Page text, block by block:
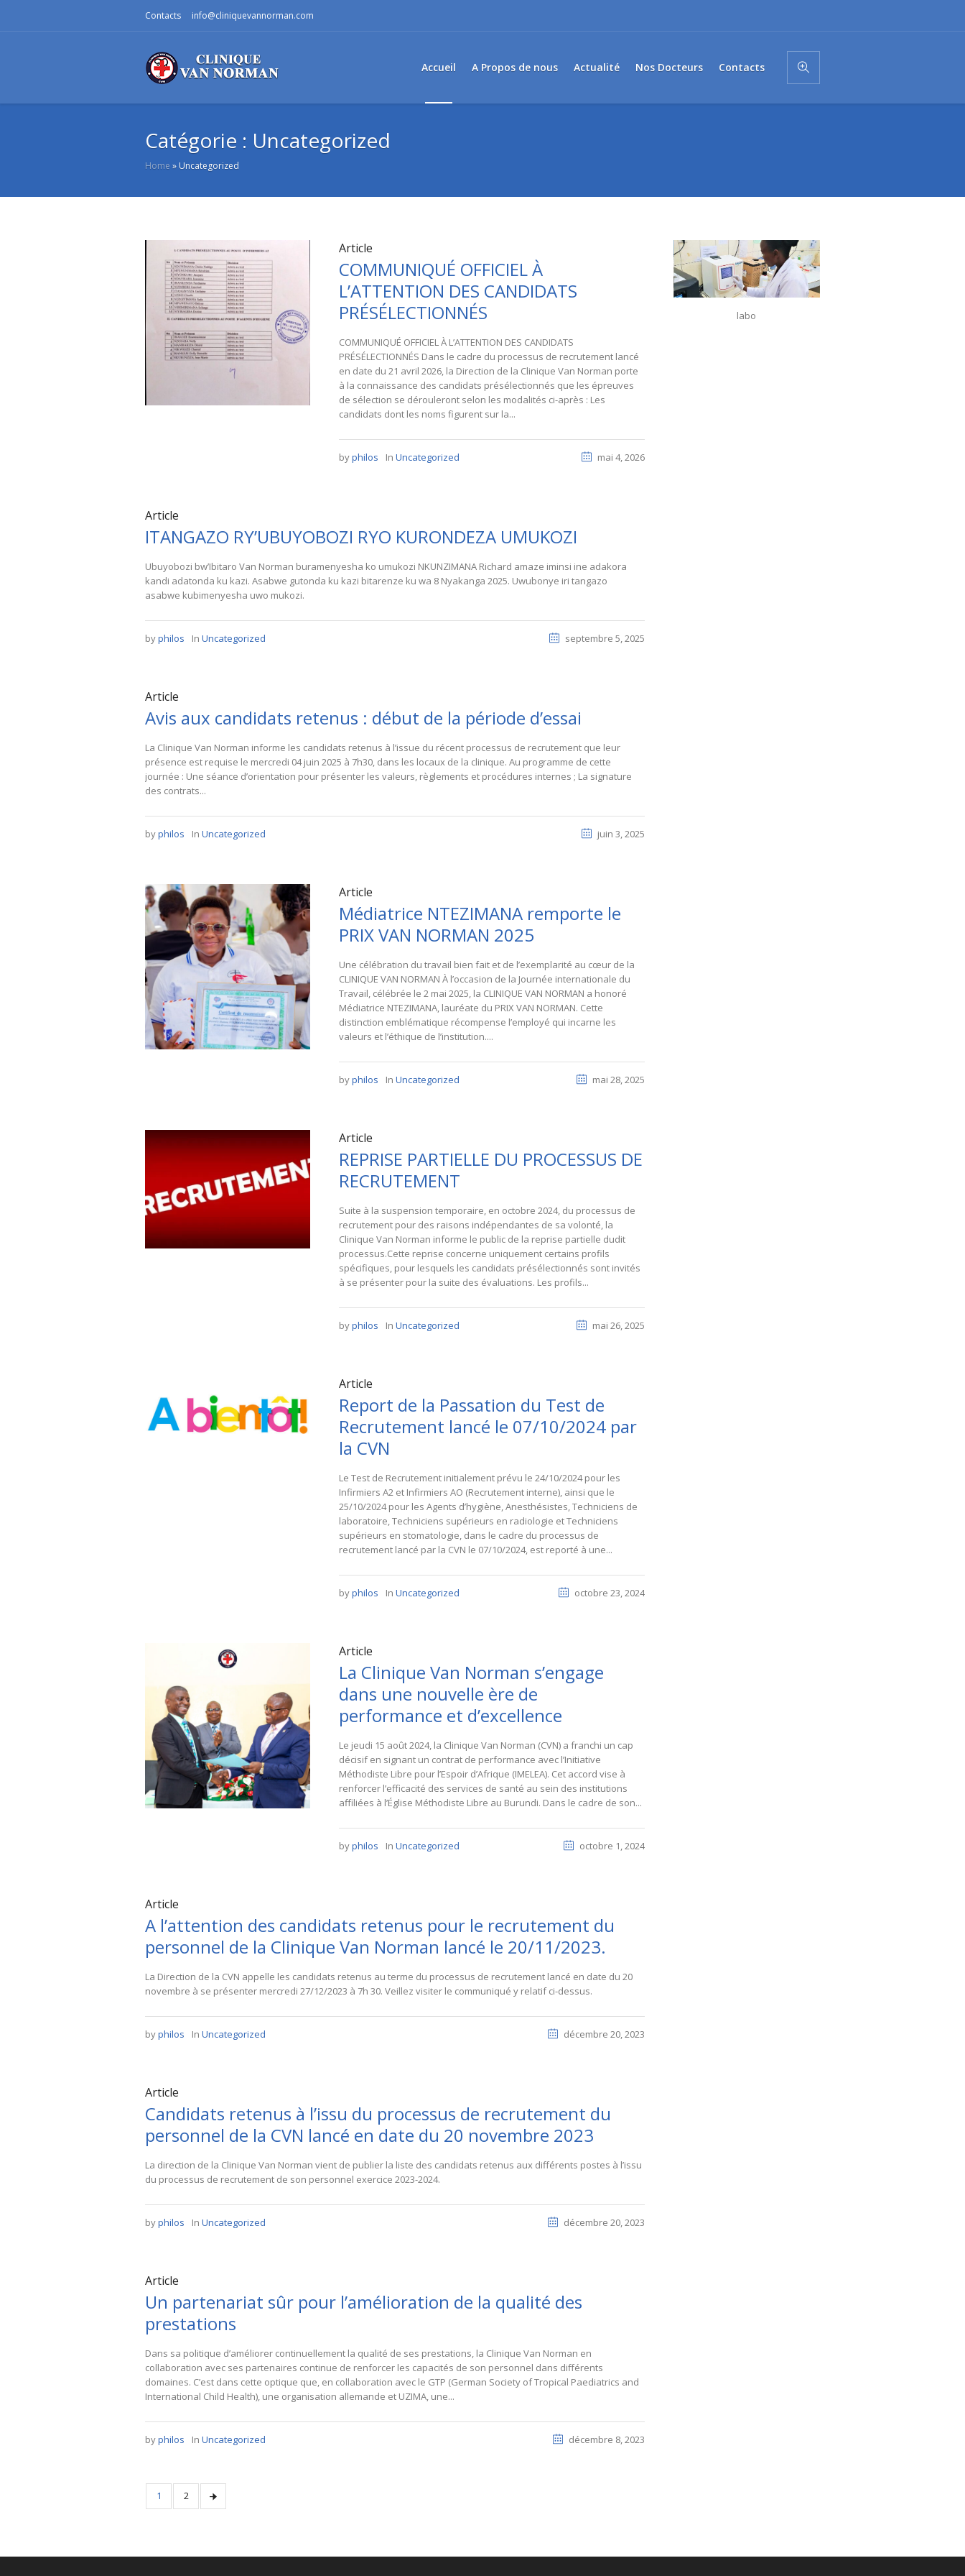
Contacts info@cliniquevannorman.com
Accueil A Propos de nous Actualité Nos Docteurs Contacts
Catégorie : Uncategorized
Home » Uncategorized
Article
COMMUNIQUÉ OFFICIEL À
L’ATTENTION DES CANDIDATS
PRÉSÉLECTIONNÉS
COMMUNIQUÉ OFFICIEL À L’ATTENTION DES CANDIDATS
PRÉSÉLECTIONNÉS Dans le cadre du processus de recrutement lancé
en date du 21 avril 2026, la Direction de la Clinique Van Norman porte
à la connaissance des candidats présélectionnés que les épreuves
de sélection se dérouleront selon les modalités ci-après : Les
candidats dont les noms figurent sur la...
mai 4, 2026
byphilos In Uncategorized
Article
ITANGAZO RY’UBUYOBOZI RYO KURONDEZA UMUKOZI
Ubuyobozi bw’Ibitaro Van Norman buramenyesha ko umukozi NKUNZIMANA Richard amaze iminsi ine adakora
kandi adatonda ku kazi. Asabwe gutonda ku kazi bitarenze ku wa 8 Nyakanga 2025. Uwubonye iri tangazo
asabwe kubimenyesha uwo mukozi.
septembre 5, 2025
byphilos In Uncategorized
Article
Avis aux candidats retenus : début de la période d’essai
La Clinique Van Norman informe les candidats retenus à l’issue du récent processus de recrutement que leur
présence est requise le mercredi 04 juin 2025 à 7h30, dans les locaux de la clinique. Au programme de cette
journée : Une séance d’orientation pour présenter les valeurs, règlements et procédures internes ; La signature
des contrats...
juin 3, 2025
byphilos In Uncategorized
Article
Médiatrice NTEZIMANA remporte le
PRIX VAN NORMAN 2025
Une célébration du travail bien fait et de l’exemplarité au cœur de la
CLINIQUE VAN NORMAN À l’occasion de la Journée internationale du
Travail, célébrée le 2 mai 2025, la CLINIQUE VAN NORMAN a honoré
Médiatrice NTEZIMANA, lauréate du PRIX VAN NORMAN. Cette
distinction emblématique récompense l’employé qui incarne les
valeurs et l’éthique de l’institution....
mai 28, 2025
byphilos In Uncategorized
Article
REPRISE PARTIELLE DU PROCESSUS DE
RECRUTEMENT
Suite à la suspension temporaire, en octobre 2024, du processus de
recrutement pour des raisons indépendantes de sa volonté, la
Clinique Van Norman informe le public de la reprise partielle dudit
processus.Cette reprise concerne uniquement certains profils
spécifiques, pour lesquels les candidats présélectionnés sont invités
à se présenter pour la suite des évaluations. Les profils...
mai 26, 2025
byphilos In Uncategorized
Article
Report de la Passation du Test de
Recrutement lancé le 07/10/2024 par
la CVN
Le Test de Recrutement initialement prévu le 24/10/2024 pour les
Infirmiers A2 et Infirmiers AO (Recrutement interne), ainsi que le
25/10/2024 pour les Agents d’hygiène, Anesthésistes, Techniciens de
laboratoire, Techniciens supérieurs en radiologie et Techniciens
supérieurs en stomatologie, dans le cadre du processus de
recrutement lancé par la CVN le 07/10/2024, est reporté à une...
octobre 23, 2024
byphilos In Uncategorized
Article
La Clinique Van Norman s’engage
dans une nouvelle ère de
performance et d’excellence
Le jeudi 15 août 2024, la Clinique Van Norman (CVN) a franchi un cap
décisif en signant un contrat de performance avec l’Initiative
Méthodiste Libre pour l’Espoir d’Afrique (IMELEA). Cet accord vise à
renforcer l’efficacité des services de santé au sein des institutions
affiliées à l’Église Méthodiste Libre au Burundi. Dans le cadre de son...
octobre 1, 2024
byphilos In Uncategorized
Article
A l’attention des candidats retenus pour le recrutement du
personnel de la Clinique Van Norman lancé le 20/11/2023.
La Direction de la CVN appelle les candidats retenus au terme du processus de recrutement lancé en date du 20
novembre à se présenter mercredi 27/12/2023 à 7h 30. Veillez visiter le communiqué y relatif ci-dessus.
décembre 20, 2023
byphilos In Uncategorized
Article
Candidats retenus à l’issu du processus de recrutement du
personnel de la CVN lancé en date du 20 novembre 2023
La direction de la Clinique Van Norman vient de publier la liste des candidats retenus aux différents postes à l’issu
du processus de recrutement de son personnel exercice 2023-2024.
décembre 20, 2023
byphilos In Uncategorized
Article
Un partenariat sûr pour l’amélioration de la qualité des
prestations
Dans sa politique d’améliorer continuellement la qualité de ses prestations, la Clinique Van Norman en
collaboration avec ses partenaires continue de renforcer les capacités de son personnel dans différents
domaines. C’est dans cette optique que, en collaboration avec le GTP (German Society of Tropical Paediatrics and
International Child Health), une organisation allemande et UZIMA, une...
décembre 8, 2023
byphilos In Uncategorized
1 2
labo